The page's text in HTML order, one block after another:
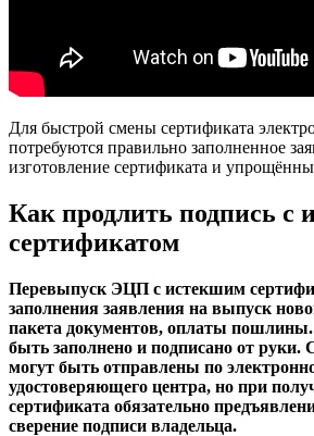
Для быстрой смены сертификата
потребуются правильно заполненное
изготовление сертификата и
Как продлить подпись с
сертификатом
Перевыпуск ЭЦП с истекшим
заполнения заявления на выпуск
пакета документов, оплаты
быть заполнено и подписано от
могут быть отправлены по
удостоверяющего центра, но при
сертификата обязательно
сверение подписи владельца.